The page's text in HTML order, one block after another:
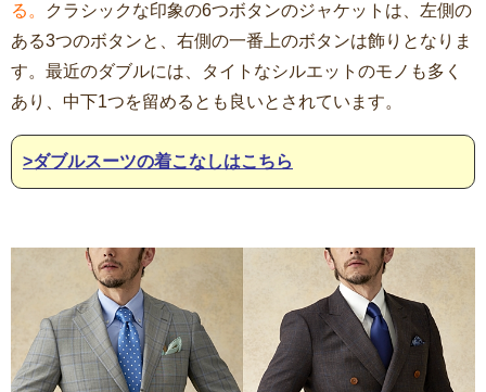
る。
クラシックな印象の6つボタンのジャケットは、左側の
ある3つのボタンと、右側の一番上のボタンは飾りとなりま
す。最近のダブルには、タイトなシルエットのモノも多く
あり、中下1つを留めるとも良いとされています。
>ダブルスーツの着こなしはこちら